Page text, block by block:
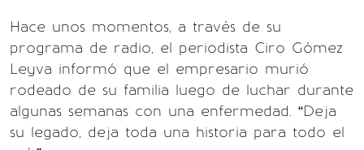
Hace unos momentos, a través de su
programa de radio, el periodista Ciro Gómez
Leyva informó que el empresario murió
rodeado de su familia luego de luchar durante
algunas semanas con una enfermedad. “Deja
su legado, deja toda una historia para todo el